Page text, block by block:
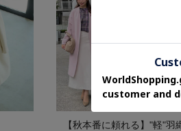
【秋本番に頼れる】"軽"羽